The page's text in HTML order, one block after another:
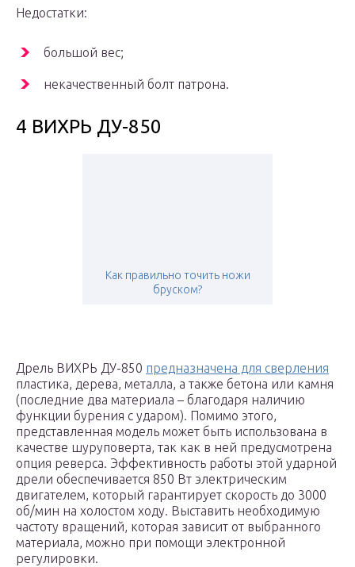
Недостатки:
большой вес;
некачественный болт патрона.
4 ВИХРЬ ДУ-850
Как правильно точить ножи
бруском?
Дрель ВИХРЬ ДУ-850 предназначена для сверления
пластика, дерева, металла, а также бетона или камня
(последние два материала – благодаря наличию
функции бурения с ударом). Помимо этого,
представленная модель может быть использована в
качестве шуруповерта, так как в ней предусмотрена
опция реверса. Эффективность работы этой ударной
дрели обеспечивается 850 Вт электрическим
двигателем, который гарантирует скорость до 3000
об/мин на холостом ходу. Выставить необходимую
частоту вращений, которая зависит от выбранного
материала, можно при помощи электронной
регулировки.